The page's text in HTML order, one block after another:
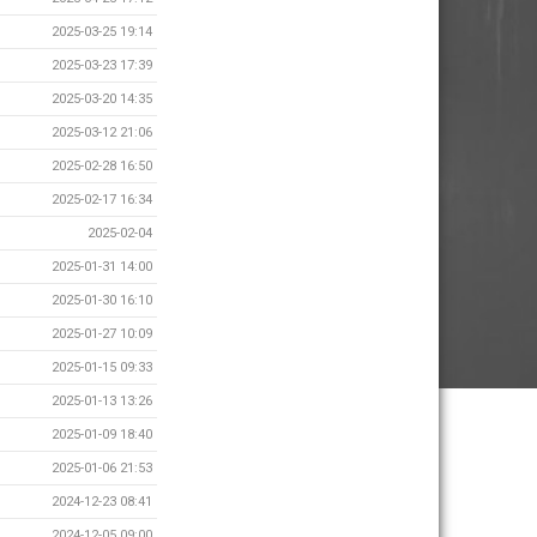
2025-03-25 19:14
2025-03-23 17:39
2025-03-20 14:35
2025-03-12 21:06
2025-02-28 16:50
2025-02-17 16:34
2025-02-04
2025-01-31 14:00
2025-01-30 16:10
2025-01-27 10:09
2025-01-15 09:33
2025-01-13 13:26
2025-01-09 18:40
2025-01-06 21:53
2024-12-23 08:41